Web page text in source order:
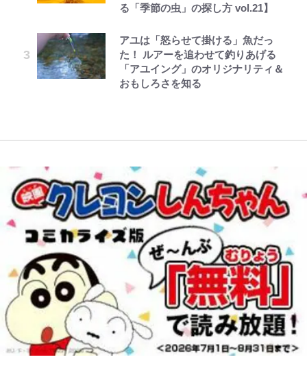
る「季節の虫」の探し方 vol.21】
アユは「怒らせて掛ける」魚だっ
た！ ルアーを追わせて釣りあげる
「アユイング」のオリジナリティ＆
おもしろさを知る
藤原紀香が23年間続けるボランテ
との声も跳ね返す“誰かの役に立ち
たい”という思い
増」130㎏ボディに驚きと心配 過
「まだ2枚しか描けてないんだよね
び、漫画に向かう江口寿史の現在地
る“神対応”に新婚の板倉、久保、
浦和と千葉の首をかしげる主力放
出、柏リカルドの下で新加入2人が
化ける！Jリーグに必要な外国人選
著
公式-ヒロインが来る前に妊娠しま
が、どうやら違うようです~ 第2話
(2)